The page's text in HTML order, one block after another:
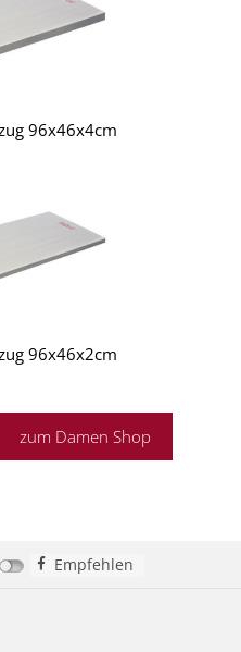
96x46x4cm
96x46x2cm
zum Damen Shop
Empfehlen